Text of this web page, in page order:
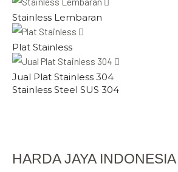
Stainless Lembaran
Plat Stainless
Jual Plat Stainless 304
Stainless Steel SUS 304
HARDA JAYA INDONESIA